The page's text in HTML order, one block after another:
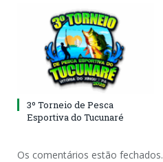
3º Torneio de Pesca
Esportiva do Tucunaré
Os comentários estão fechados.